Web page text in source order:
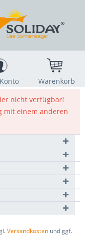
Warenkorb
nicht verfügbar!
mit einem anderen
Versandkosten und ggf.